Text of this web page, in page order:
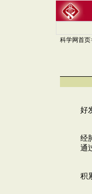
科学网首页
好
经
通
积